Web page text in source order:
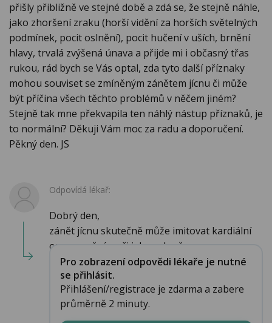
přišly přibližně ve stejné době a zdá se, že stejně náhle,
jako zhoršení zraku (horší vidění za horších světelných
podmínek, pocit oslnění), pocit hučení v uších, brnění
hlavy, trvalá zvýšená únava a přijde mi i občasný třas
rukou, rád bych se Vás optal, zda tyto další příznaky
mohou souviset se zmíněným zánětem jícnu či může
být příčina všech těchto problémů v něčem jiném?
Stejně tak mne překvapila ten náhlý nástup příznaků, je
to normální? Děkuji Vám moc za radu a doporučení.
Pěkný den. JS
Odpovídá lékař:
Dobrý den,
zánět jícnu skutečně může imitovat kardiální
onemocnění a při jeho vylouče...
Pro zobrazení odpovědi lékaře je nutné
se přihlásit.
Přihlášení/registrace je zdarma a zabere
průměrně 2 minuty.